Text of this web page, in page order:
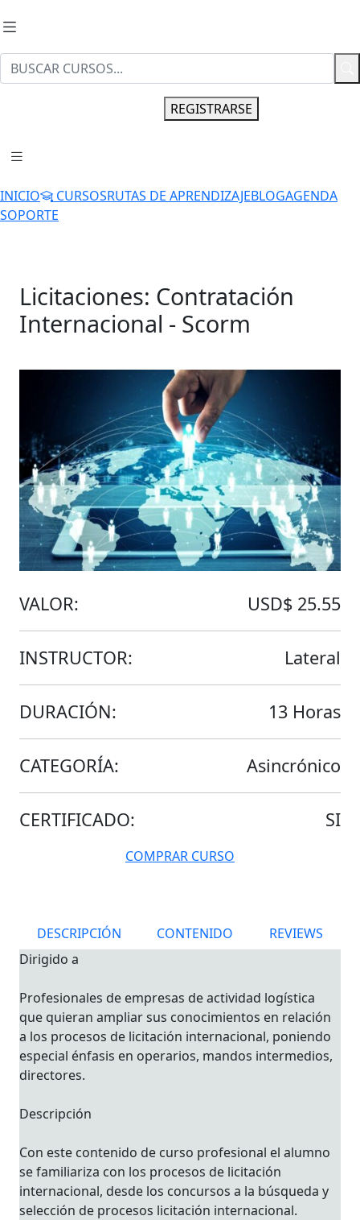
REGISTRARSE
INICIO CURSOSRUTAS DE APRENDIZAJEBLOGAGENDA
SOPORTE
Licitaciones: Contratación
Internacional - Scorm
VALOR: USD$ 25.55
INSTRUCTOR: Lateral
DURACIÓN: 13 Horas
CATEGORÍA: Asincrónico
CERTIFICADO: SI
COMPRAR CURSO
DESCRIPCIÓN CONTENIDO
REVIEWS
Dirigido a
Profesionales de empresas de actividad logística
que quieran ampliar sus conocimientos en relación
a los procesos de licitación internacional, poniendo
especial énfasis en operarios, mandos intermedios,
directores.
Descripción
Con este contenido de curso profesional el alumno
se familiariza con los procesos de licitación
internacional, desde los concursos a la búsqueda y
selección de procesos licitación internacional.